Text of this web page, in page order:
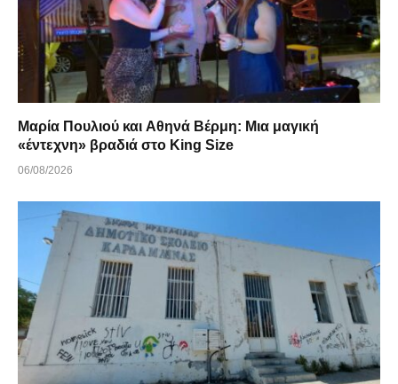
Μαρία Πουλιού και Αθηνά Βέρμη: Μια μαγική
«έντεχνη» βραδιά στο King Size
06/08/2026